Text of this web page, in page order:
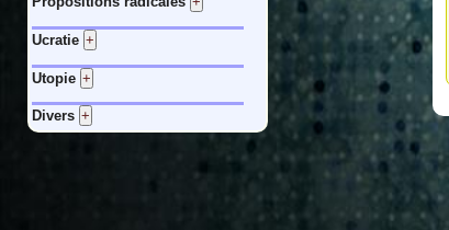
Ucratie
Utopie
Divers